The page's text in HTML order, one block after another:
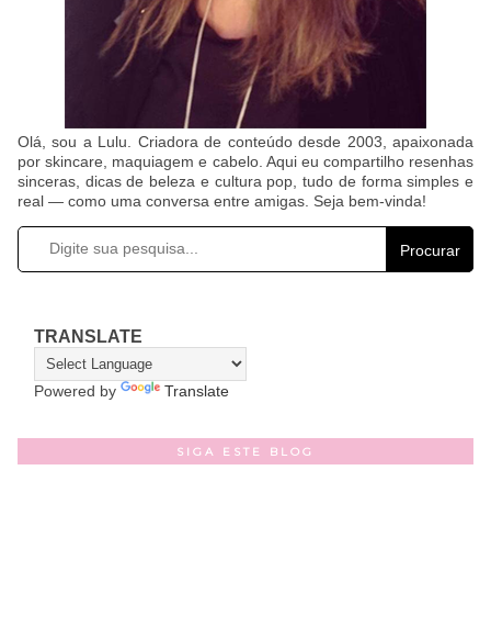
Olá, sou a Lulu. Criadora de conteúdo desde 2003, apaixonada
por skincare, maquiagem e cabelo. Aqui eu compartilho resenhas
sinceras, dicas de beleza e cultura pop, tudo de forma simples e
real — como uma conversa entre amigas. Seja bem-vinda!
Procurar
TRANSLATE
Powered by Translate
SIGA ESTE BLOG